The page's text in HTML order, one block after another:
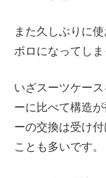
また久しぶりに
ボロになってし
いざスーツケース
ーに比べて構造
ーの交換は受け
ことも多いです。